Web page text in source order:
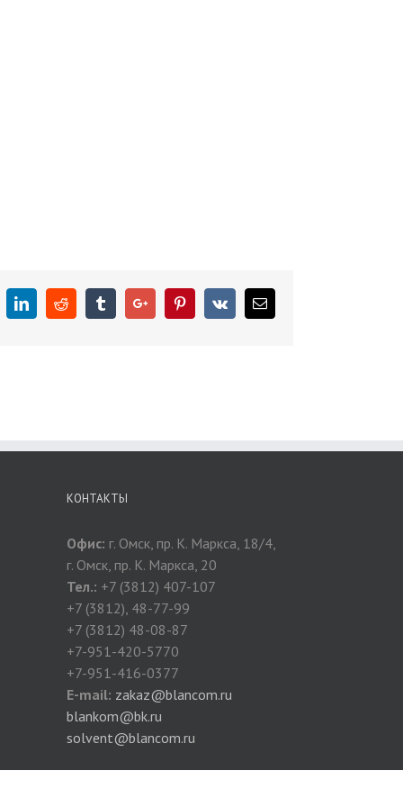
LinkedinReddit TumblrGoogle+ PinterestVk Email
КОНТАКТЫ
Офис: г. Омск, пр. К. Маркса, 18/4,
г. Омск, пр. К. Маркса, 20
Тел.: +7 (3812) 407-107
+7 (3812), 48-77-99
+7 (3812) 48-08-87
+7-951-420-5770
+7-951-416-0377
E-mail: zakaz@blancom.ru
blankom@bk.ru
solvent@blancom.ru